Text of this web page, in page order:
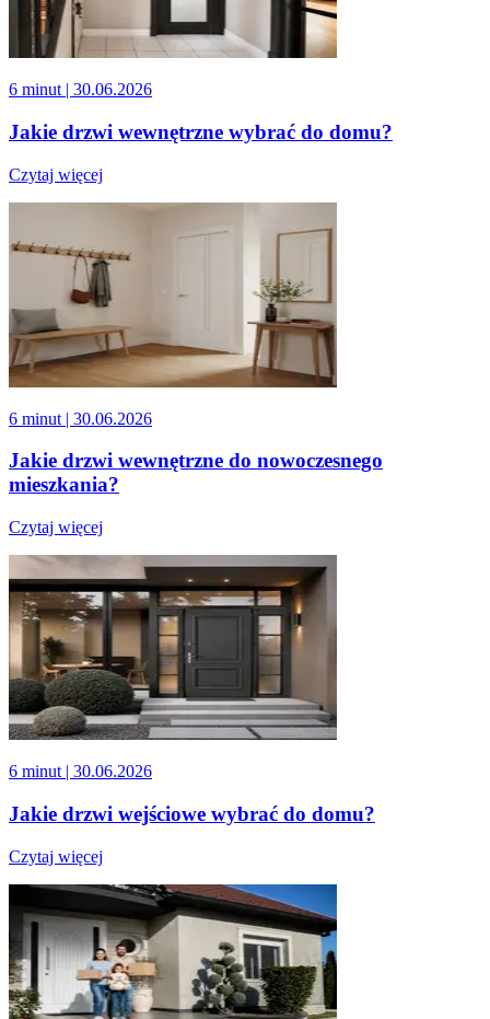
6 minut | 30.06.2026
Jakie drzwi wewnętrzne wybrać do domu?
Czytaj więcej
6 minut | 30.06.2026
Jakie drzwi wewnętrzne do nowoczesnego
mieszkania?
Czytaj więcej
6 minut | 30.06.2026
Jakie drzwi wejściowe wybrać do domu?
Czytaj więcej